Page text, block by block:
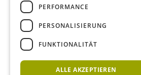
PERFORMANCE
PERSONALISIERUNG
FUNKTIONALITÄT
ALLE AKZEPTIEREN